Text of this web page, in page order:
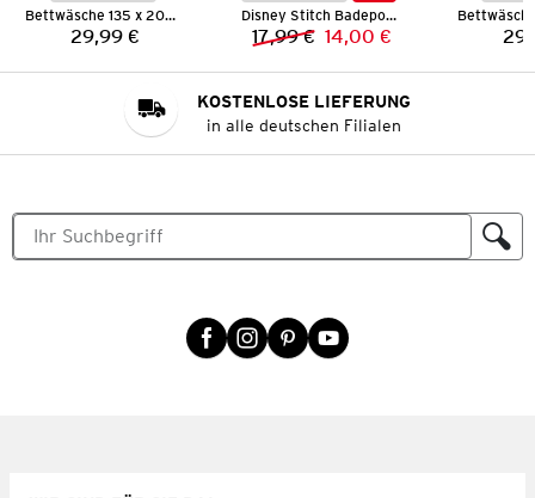
Bettwäsche 135 x 200 cm
Preis:
29,99 €
Disney Stitch Badeponcho
Vorheriger Preis:
17,99 € Neuer Preis:
14,00 €
KOSTENLOSE LIEFERUNG
in alle deutschen Filialen